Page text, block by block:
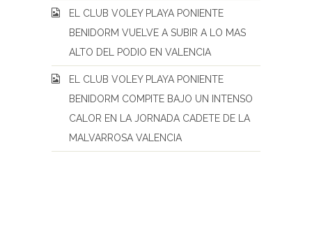
EL CLUB VOLEY PLAYA PONIENTE
BENIDORM VUELVE A SUBIR A LO MAS
ALTO DEL PODIO EN VALENCIA
EL CLUB VOLEY PLAYA PONIENTE
BENIDORM COMPITE BAJO UN INTENSO
CALOR EN LA JORNADA CADETE DE LA
MALVARROSA VALENCIA